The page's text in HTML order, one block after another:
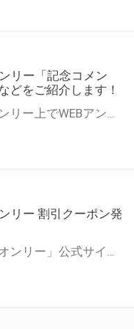
リー「記念コメン
どをご紹介します！
とらのあなWEBオンリー上でWEBアンソロジーが作成できる「記念コメント」について、その使い方や作成手順を解説します！ 支援タイプを「サークル参加型」「サークル参加型・マルシェ(イベント会場)機能付き」でお申し込みいただいている主催者様はぜひご活用ください♪ とらのあなWEBオンリーサイトはこちら
リー 割引クーポン発
「とらのあなWEBオンリー」公式サイトでとらのあな通販の「割引クーポン」を配布中！ イベントごとに開催当日限定で使える割引クーポンのシリアルコードを発行します。 とらのあなWEBオンリーのページをチェックして、イベント当日にお得にお買い物を楽しみましょう♪ ※本キャンペーンは予告なく終了する場合がございます。 とらのあなWEBオンリーサイトはこちら